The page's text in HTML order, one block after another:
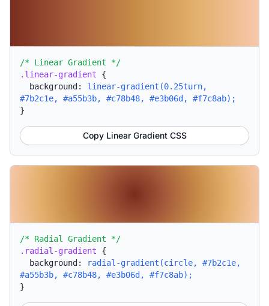
/* Linear Gradient */
.linear-gradient {
background: linear-gradient(0.25turn,
#7b2c1e, #a55b3b, #c78b48, #e3b06d, #f7c8ab);
}
Copy Linear Gradient CSS
/* Radial Gradient */
.radial-gradient {
background:
radial-gradient(circle, #7b2c1e,
#a55b3b, #c78b48, #e3b06d, #f7c8ab);
}